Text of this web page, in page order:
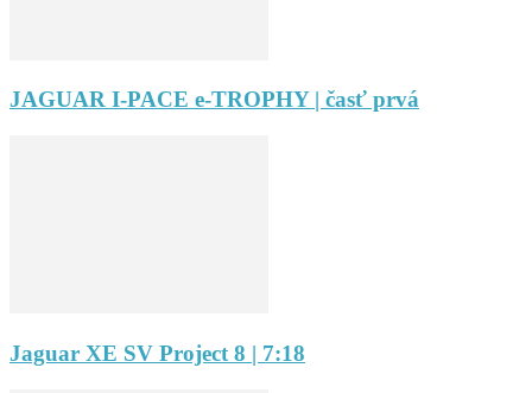
JAGUAR I-PACE e-TROPHY | časť prvá
Jaguar XE SV Project 8 | 7:18